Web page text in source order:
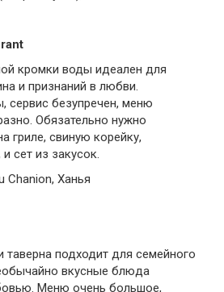
кромки воды идеален для
и признаний в любви.
сервис безупречен, меню
Обязательно нужно
гриле, свиную корейку,
сет из закусок.
Chanion, Ханья
подходит для семейного
вкусные блюда
Меню очень большое,